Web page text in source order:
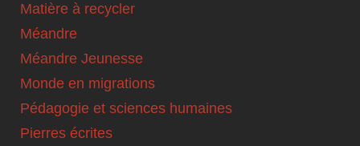
Matière à recycler
Méandre
Méandre Jeunesse
Monde en migrations
Pédagogie et sciences humaines
Pierres écrites